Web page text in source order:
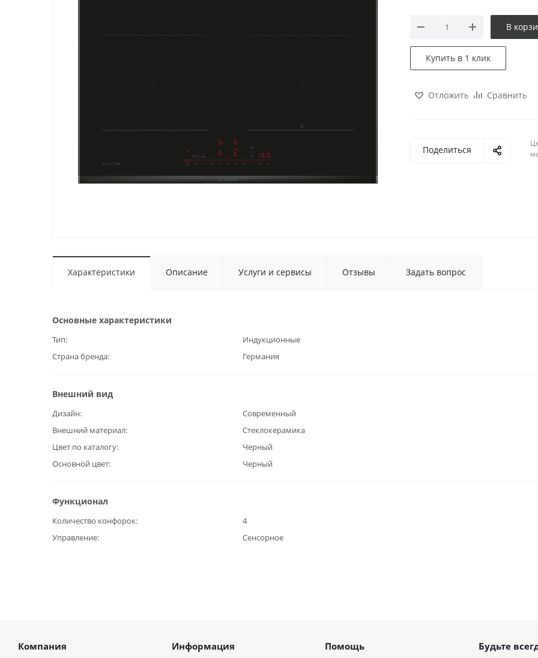
В
Купить в 1 клик
Отложить Сравнить
Поделиться
Характеристики Описание Услуги и сервисы Отзывы Задать вопрос
Основные характеристики
Тип
Индукционные
Страна бренда
Германия
Внешний вид
Дизайн
Современный
Внешний материал
Стеклокерамика
Цвет по каталогу
Черный
Основной цвет
Черный
Функционал
Количество конфорок
4
Управление
Сенсорное
Компания Информация Помощь Будьте